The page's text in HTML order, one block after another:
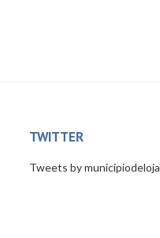
TWITTER
Tweets by municipiodeloja